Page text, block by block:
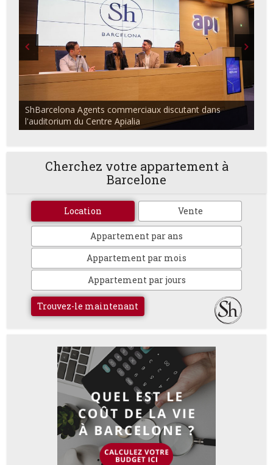
ShBarcelona Agents commerciaux discutant dans
l'auditorium du Centre Apialia
Cherchez votre appartement à
Barcelone
Location Vente
Appartement par ans
Appartement par mois
Appartement par jours
Trouvez-le maintenant